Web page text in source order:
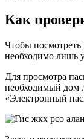
Как
Чтобы
необходимо лишь
Для просмотра
необходимый дом
«Электронный